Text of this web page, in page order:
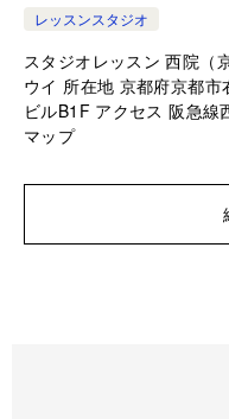
レッスンスタジオ
スタジオレッスン 西院（
ウイ 所在地 京都府京都市
ビルB1F アクセス 阪急線
マップ